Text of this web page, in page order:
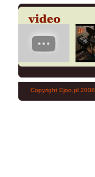
Copyright Ejoo.pl 2008